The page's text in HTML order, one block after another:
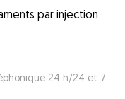
par injection
24 h/24 et 7